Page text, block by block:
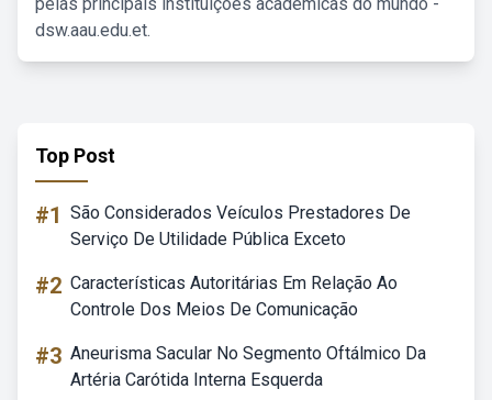
dsw.aau.edu.et.
Top Post
#1 São Considerados Veículos Prestadores De
Serviço De Utilidade Pública Exceto
#2 Características Autoritárias Em Relação Ao
Controle Dos Meios De Comunicação
#3 Aneurisma Sacular No Segmento Oftálmico Da
Artéria Carótida Interna Esquerda